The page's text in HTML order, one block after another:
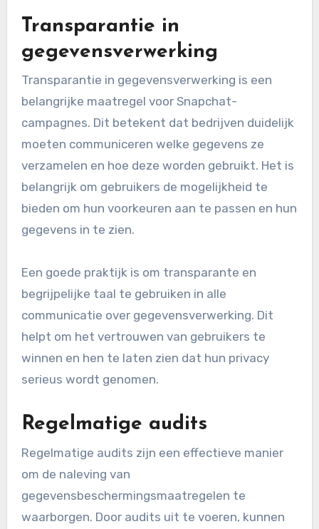
Transparantie in
gegevensverwerking
Transparantie in gegevensverwerking is een
belangrijke maatregel voor Snapchat-
campagnes. Dit betekent dat bedrijven duidelijk
moeten communiceren welke gegevens ze
verzamelen en hoe deze worden gebruikt. Het is
belangrijk om gebruikers de mogelijkheid te
bieden om hun voorkeuren aan te passen en hun
gegevens in te zien.
Een goede praktijk is om transparante en
begrijpelijke taal te gebruiken in alle
communicatie over gegevensverwerking. Dit
helpt om het vertrouwen van gebruikers te
winnen en hen te laten zien dat hun privacy
serieus wordt genomen.
Regelmatige audits
Regelmatige audits zijn een effectieve manier
om de naleving van
gegevensbeschermingsmaatregelen te
waarborgen. Door audits uit te voeren, kunnen